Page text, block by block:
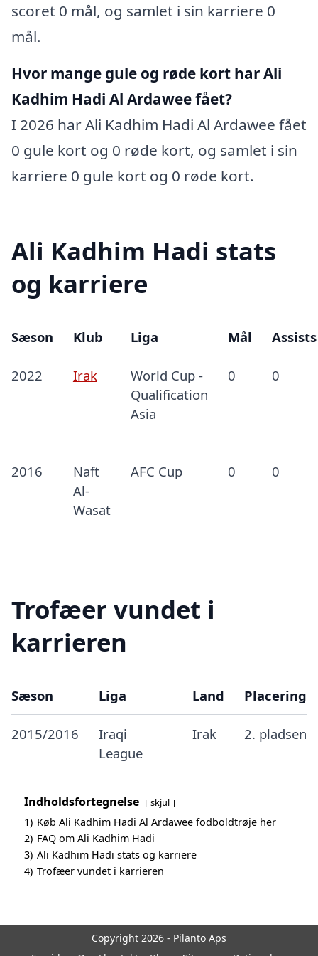
scoret 0 mål, og samlet i sin karriere 0
mål.
Hvor mange gule og røde kort har Ali
Kadhim Hadi Al Ardawee fået?
I 2026 har Ali Kadhim Hadi Al Ardawee fået
0 gule kort og 0 røde kort, og samlet i sin
karriere 0 gule kort og 0 røde kort.
Ali Kadhim Hadi stats
og karriere
Sæson Klub Liga Mål Assists
2022 Irak
World Cup -
Qualification
Asia
0 0
2016
Naft
Al-
Wasat
AFC Cup 0 0
Trofæer vundet i
karrieren
Sæson Liga Land Placering
2015/2016
Iraqi
League
Irak 2. pladsen
Indholdsfortegnelse skjul
1) Køb Ali Kadhim Hadi Al Ardawee fodboldtrøje her
2) FAQ om Ali Kadhim Hadi
3) Ali Kadhim Hadi stats og karriere
4) Trofæer vundet i karrieren
Copyright 2026 - Pilanto Aps